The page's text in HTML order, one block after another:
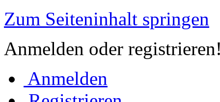
Zum Seiteninhalt springen
Anmelden oder
Anmelden